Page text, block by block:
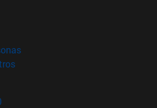
ventana)
(abre en nueva ventana)
(abre en nueva ventana)